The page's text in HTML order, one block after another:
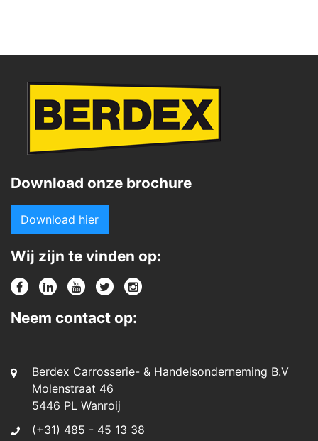
Download onze brochure
Download hier
Wij zijn te vinden op:
Neem contact op:
Berdex Carrosserie- & Handelsonderneming B.V
Molenstraat 46
5446 PL Wanroij
(+31) 485 - 45 13 38